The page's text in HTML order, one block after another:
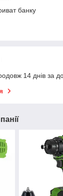
банку
14 днів за